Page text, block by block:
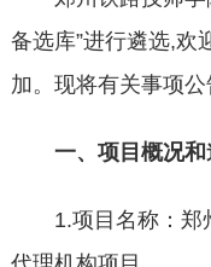
备选库”进行遴选,欢
加。现将有关事项公
一、 项目概况
1.项目名称：郑